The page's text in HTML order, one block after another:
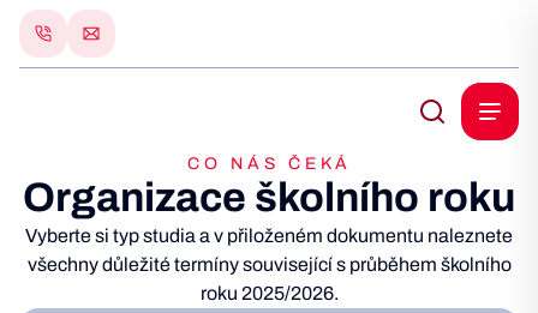
CO NÁS ČEKÁ
Organizace školního roku
Vyberte si typ studia a v přiloženém dokumentu naleznete
všechny důležité termíny související s průběhem školního
roku 2025/2026.